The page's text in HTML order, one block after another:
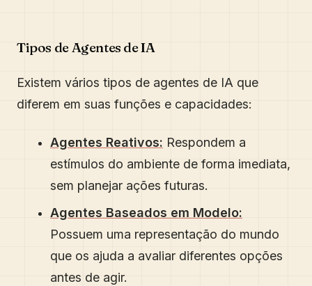
Tipos de Agentes de IA
Existem vários tipos de agentes de IA que
diferem em suas funções e capacidades:
Agentes Reativos: Respondem a
estímulos do ambiente de forma imediata,
sem planejar ações futuras.
Agentes Baseados em Modelo:
Possuem uma representação do mundo
que os ajuda a avaliar diferentes opções
antes de agir.